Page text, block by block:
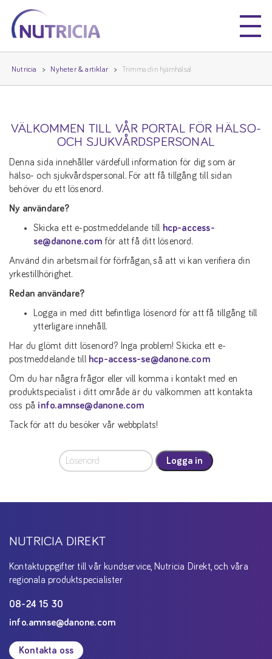
Nutricia
Nutricia
Nutricia Nyheter & artiklar Trimma din hjärnhälsa!
VÄLKOMMEN TILL VÅR PORTAL FÖR HÄLSO-
OCH SJUKVÅRDSPERSONAL
Denna sida innehåller värdefull information för dig som är
hälso- och sjukvårdspersonal. För att få tillgång till sidan
behöver du ett lösenord.
Ny användare?
Skicka ett e-postmeddelande till
hcp-access-
se@danone.com för att få ditt lösenord.
Använd din arbetsmail för förfrågan, så att vi kan verifiera din
yrkestillhörighet.
Redan användare?
Logga in med ditt befintliga lösenord för att få tillgång till
ytterligare innehåll.
Har du glömt ditt lösenord? Inga problem! Skicka ett e-
postmeddelande till
hcp-access-se@danone.com
Om du har några frågor eller vill komma i kontakt med en
produktspecialist i ditt område är du välkommen att kontakta
oss på info.amnse@danone.com
Tack för att du besöker vår webbplats!
Logga in
NUTRICIA DIREKT
Kontaktuppgifter till vår kundservice, Nutricia Direkt, och våra
regionala produktspecialister
08-24 15 30
info.amnse@danone.com
Kontakta oss